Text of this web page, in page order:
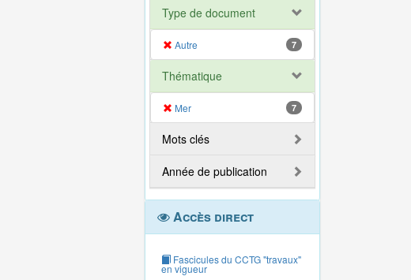
Type de document
Autre 7
Thématique
Mer 7
Mots clés
Année de publication
Accès direct
Fascicules du CCTG "travaux"
en vigueur